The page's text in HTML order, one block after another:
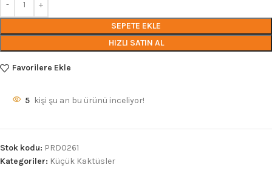
SEPETE EKLE
HIZLI SATIN AL
Favorilere Ekle
5 kişi şu an bu ürünü inceliyor!
Stok kodu: PRD0261
Kategoriler: Küçük Kaktüsler